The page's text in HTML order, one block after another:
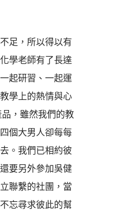
足，所以得以有
學老師有了長達
起研習、一起運
學上的熱情與心
，雖然我們的教
個大男人卻每每
。我們已相約彼
要另外參加吳健
聯繫的社團，當
忘尋求彼此的幫